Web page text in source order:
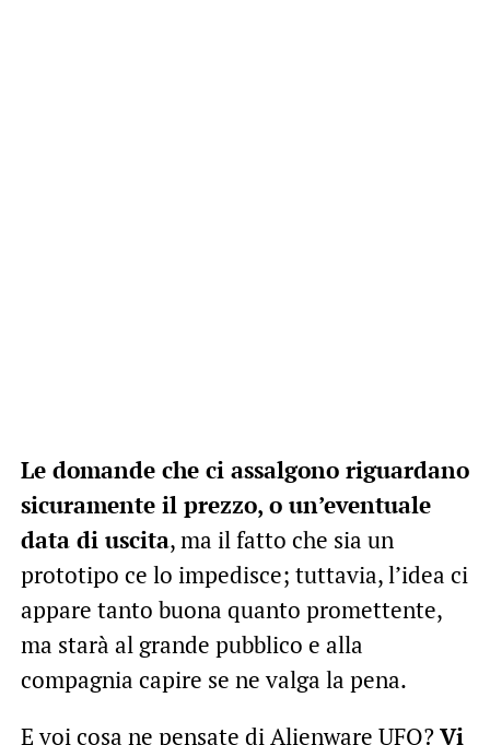
Le domande che ci assalgono riguardano
sicuramente il prezzo, o un’eventuale
data di uscita, ma il fatto che sia un
prototipo ce lo impedisce; tuttavia, l’idea ci
appare tanto buona quanto promettente,
ma starà al grande pubblico e alla
compagnia capire se ne valga la pena.
E voi cosa ne pensate di Alienware UFO?Vi